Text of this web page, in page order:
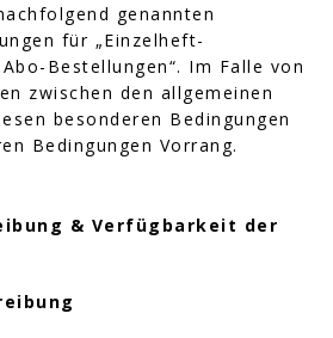
genannten
für „Einzelheft-
Bestellungen“. Im Falle von
zwischen den allgemeinen
besonderen Bedingungen
Bedingungen Vorrang.
& Verfügbarkeit der